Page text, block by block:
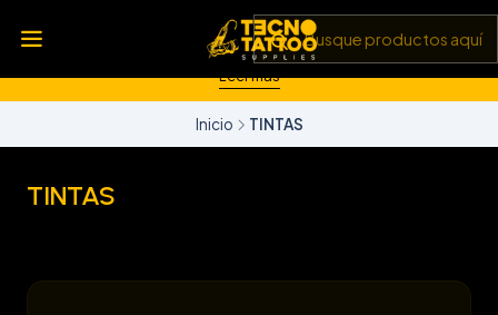
💥 Insumos, máquinas y tecnología de punta 💻 Todo lo que
necesitas para llevar tu arte al siguiente nivel 🎨 Calidad garantizada
Leer más
Inicio TINTAS
TINTAS